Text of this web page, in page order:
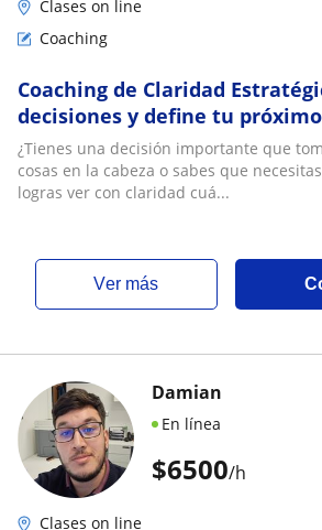
Clases on line
Coaching
Coaching de Claridad
decisiones y define tu
¿Tienes una decisión importante que
cosas en la cabeza o sabes que
logras ver con claridad cuá...
ver más
$6500/h
Damian
En línea
Clases on line